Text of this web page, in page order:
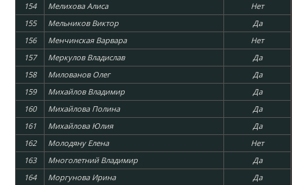
154
Мелихова Алиса
Нет
155
Мельников Виктор
Да
156
Менчинская Варвара
Нет
157
Меркулов Владислав
Да
158
Милованов Олег
Да
159
Михайлов Владимир
Да
160
Михайлова Полина
Да
161
Михайлова Юлия
Да
162
Молодяну Елена
Нет
163
Многолетний Владимир
Да
164
Моргунова Ирина
Да